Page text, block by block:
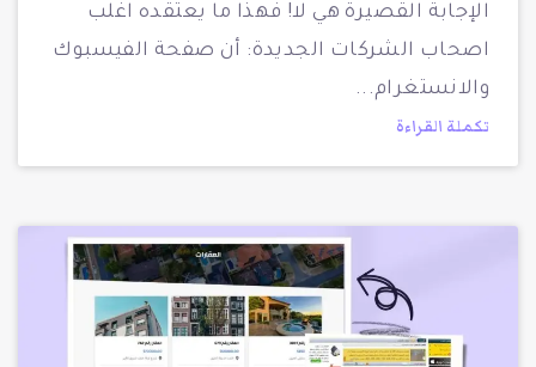
الإجابة القصيرة هي لا! فهذا ما يعتقده اغلب
اصحاب الشركات الجديدة: أن صفحة الفيسبوك
والانستغرام
تكملة القراءة